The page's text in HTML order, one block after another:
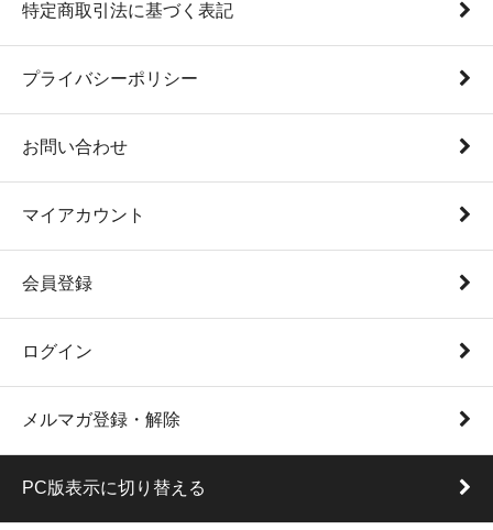
特定商取引法に基づく表記
プライバシーポリシー
お問い合わせ
マイアカウント
会員登録
ログイン
メルマガ登録・解除
PC版表示に切り替える